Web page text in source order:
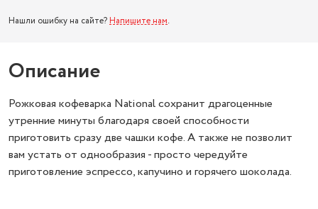
Нашли ошибку на сайте? Напишите нам.
Описание
Рожковая кофеварка National сохранит драгоценные
утренние минуты благодаря своей способности
приготовить сразу две чашки кофе. А также не позволит
вам устать от однообразия - просто чередуйте
приготовление эспрессо, капучино и горячего шоколада.